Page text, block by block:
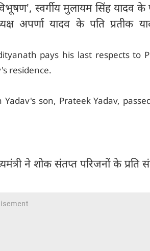
स्वर्गीय मुलायम सिंह यादव के
अपर्णा यादव के पति प्रतीक
pays his last respects to
residence.
son, Prateek Yadav,
ने शोक संतप्त परिजनों के प्रति